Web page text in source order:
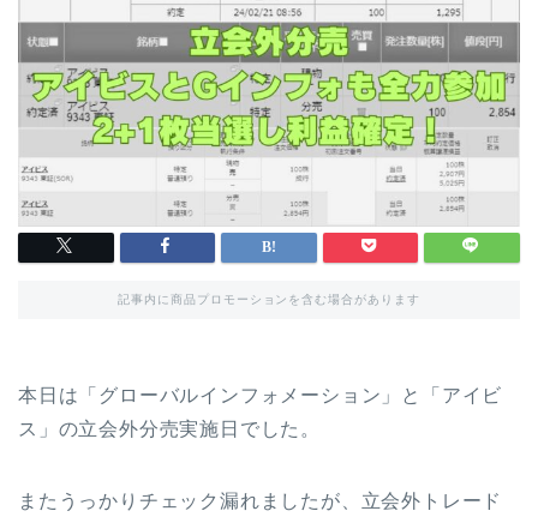
記事内に商品プロモーションを含む場合があります
本日は「グローバルインフォメーション」と「アイビ
ス」の立会外分売実施日でした。
またうっかりチェック漏れましたが、立会外トレード